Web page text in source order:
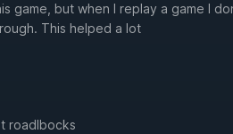
game, but when I replay a game I
This helped a lot
roadlbocks